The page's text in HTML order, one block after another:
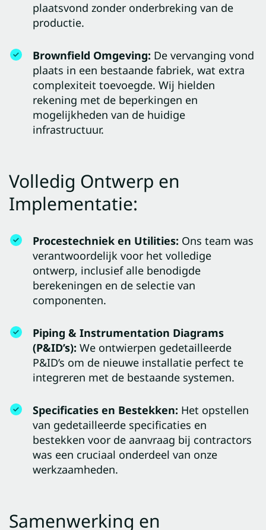
plaatsvond zonder onderbreking van de
productie.
Brownfield Omgeving: De vervanging vond
plaats in een bestaande fabriek, wat extra
complexiteit toevoegde. Wij hielden
rekening met de beperkingen en
mogelijkheden van de huidige
infrastructuur.
Volledig Ontwerp en
Implementatie:
Procestechniek en Utilities: Ons team was
verantwoordelijk voor het volledige
ontwerp, inclusief alle benodigde
berekeningen en de selectie van
componenten.
Piping & Instrumentation Diagrams
(P&ID’s): We ontwierpen gedetailleerde
P&ID’s om de nieuwe installatie perfect te
integreren met de bestaande systemen.
Specificaties en Bestekken: Het opstellen
van gedetailleerde specificaties en
bestekken voor de aanvraag bij contractors
was een cruciaal onderdeel van onze
werkzaamheden.
Samenwerking en